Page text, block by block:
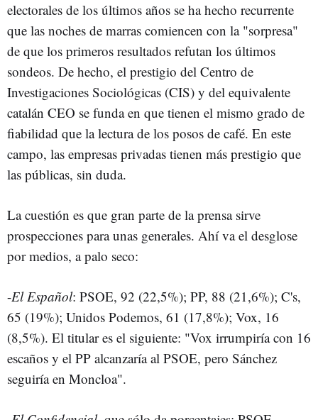
electorales de los últimos años se ha hecho recurrente
que las noches de marras comiencen con la "sorpresa"
de que los primeros resultados refutan los últimos
sondeos. De hecho, el prestigio del Centro de
Investigaciones Sociológicas (CIS) y del equivalente
catalán CEO se funda en que tienen el mismo grado de
fiabilidad que la lectura de los posos de café. En este
campo, las empresas privadas tienen más prestigio que
las públicas, sin duda.
La cuestión es que gran parte de la prensa sirve
prospecciones para unas generales. Ahí va el desglose
por medios, a palo seco:
-El Español: PSOE, 92 (22,5%); PP, 88 (21,6%); C's,
65 (19%); Unidos Podemos, 61 (17,8%); Vox, 16
(8,5%). El titular es el siguiente: "Vox irrumpiría con 16
escaños y el PP alcanzaría al PSOE, pero Sánchez
seguiría en Moncloa".